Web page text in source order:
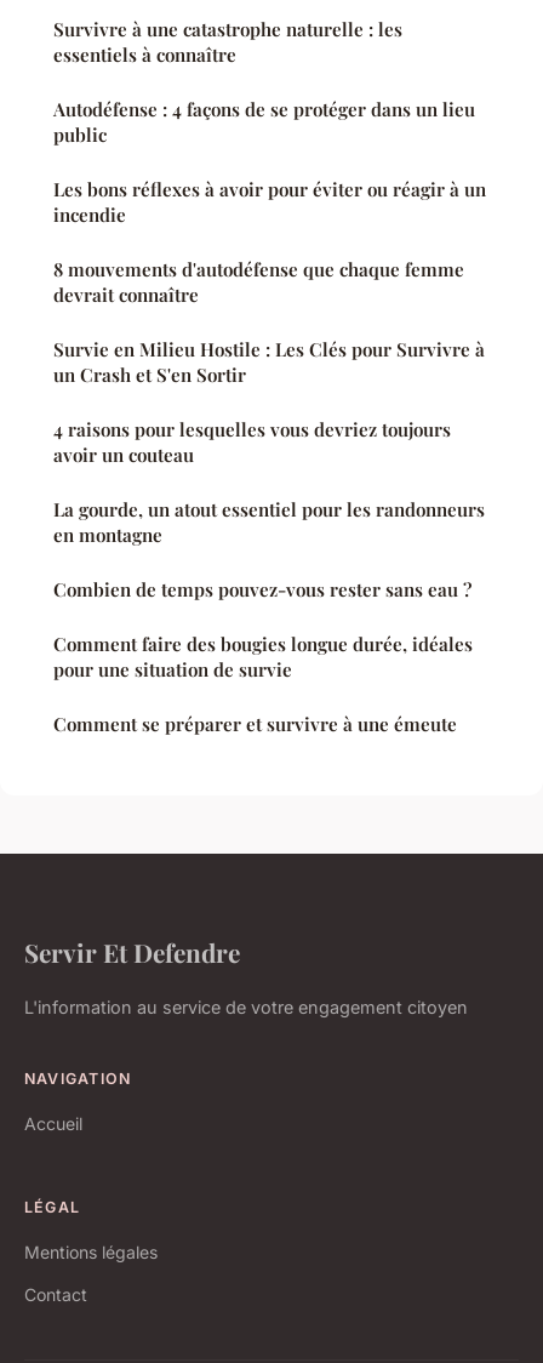
Survivre à une catastrophe naturelle : les
essentiels à connaître
Autodéfense : 4 façons de se protéger dans un lieu
public
Les bons réflexes à avoir pour éviter ou réagir à un
incendie
8 mouvements d'autodéfense que chaque femme
devrait connaître
Survie en Milieu Hostile : Les Clés pour Survivre à
un Crash et S'en Sortir
4 raisons pour lesquelles vous devriez toujours
avoir un couteau
La gourde, un atout essentiel pour les randonneurs
en montagne
Combien de temps pouvez-vous rester sans eau ?
Comment faire des bougies longue durée, idéales
pour une situation de survie
Comment se préparer et survivre à une émeute
Servir Et Defendre
L'information au service de votre engagement citoyen
NAVIGATION
Accueil
LÉGAL
Mentions légales
Contact